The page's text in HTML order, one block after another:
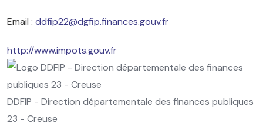
Email : ddfip22@dgfip.finances.gouv.fr
http://www.impots.gouv.fr
DDFIP - Direction départementale des finances publiques
23 - Creuse